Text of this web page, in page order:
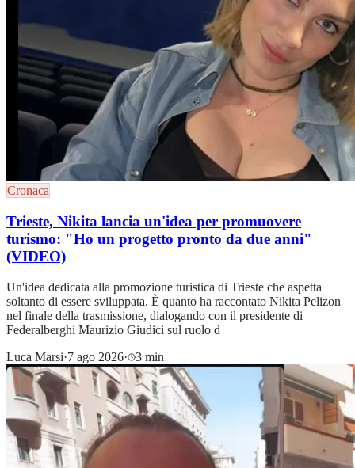
Cronaca
Trieste, Nikita lancia un'idea per promuovere
turismo: "Ho un progetto pronto da due anni"
(VIDEO)
Un'idea dedicata alla promozione turistica di Trieste che aspetta
soltanto di essere sviluppata. È quanto ha raccontato Nikita Pelizon
nel finale della trasmissione, dialogando con il presidente di
Federalberghi Maurizio Giudici sul ruolo d
Luca Marsi·7 ago 2026· 3 min